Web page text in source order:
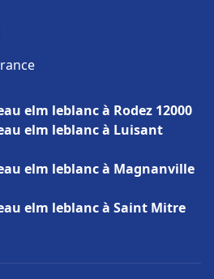
elm leblanc à Rodez 12000
elm leblanc à Luisant
elm leblanc à Magnanville
elm leblanc à Saint Mitre